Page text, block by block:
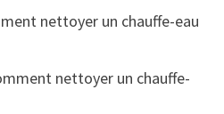
nettoyer un chauffe-eau
nettoyer un chauffe-